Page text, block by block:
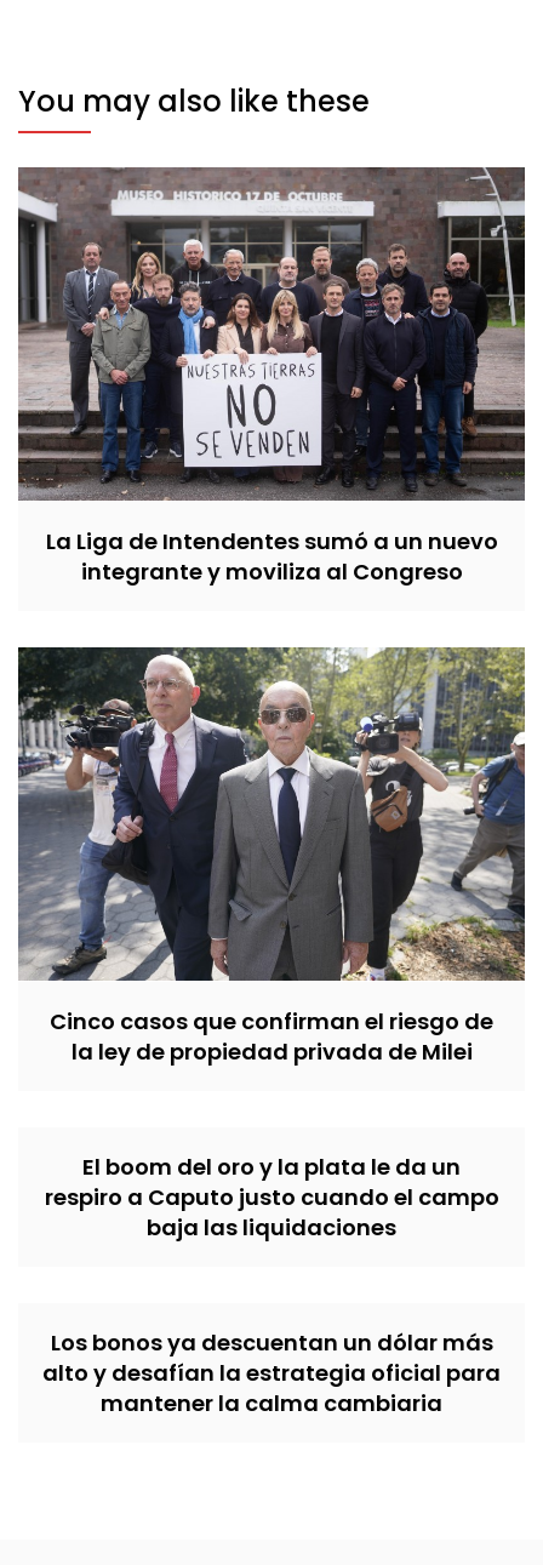
You may also like these
La Liga de Intendentes sumó a un nuevo
integrante y moviliza al Congreso
Cinco casos que confirman el riesgo de
la ley de propiedad privada de Milei
El boom del oro y la plata le da un
respiro a Caputo justo cuando el campo
baja las liquidaciones
Los bonos ya descuentan un dólar más
alto y desafían la estrategia oficial para
mantener la calma cambiaria